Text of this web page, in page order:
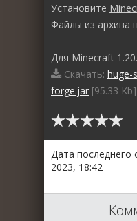
Установите
Файлы из архива
Для Minecraft
Скачать: huge-
forge.jar [95.33
Дата последнего
2023, 18:42